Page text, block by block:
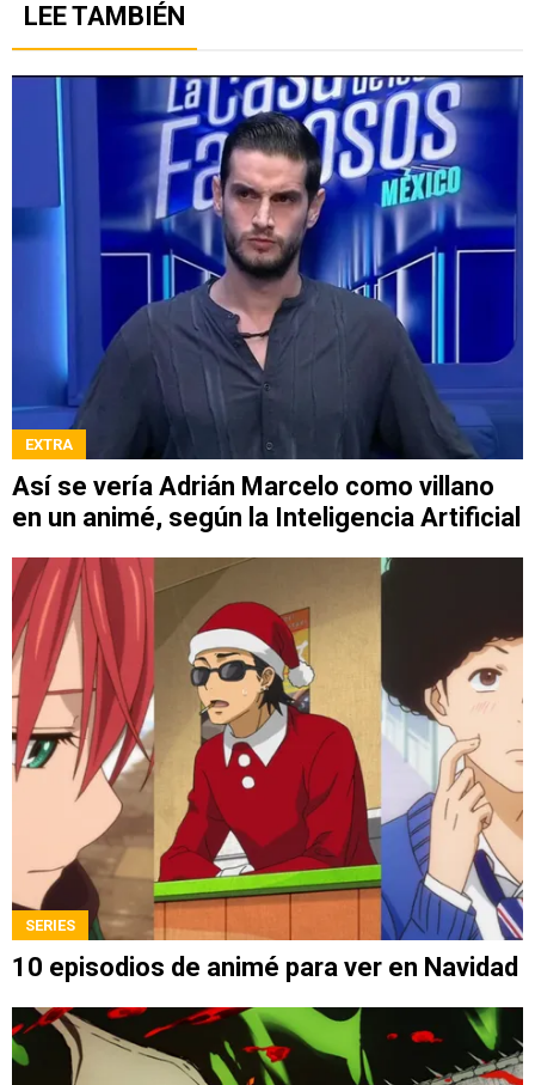
LEE TAMBIÉN
EXTRA
Así se vería Adrián Marcelo como villano
en un animé, según la Inteligencia Artificial
SERIES
10 episodios de animé para ver en Navidad